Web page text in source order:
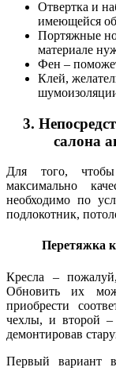
Отвертка и
имеющейся
Портяжные
материале
Фен –
Клей,
3.
салона
Для того,
максимально
необходимо по
подлокотник,
Перетяжка
Кресла –
Обновить их
приобрести
чехлы, и второй –
демонтировав
Первый вариант